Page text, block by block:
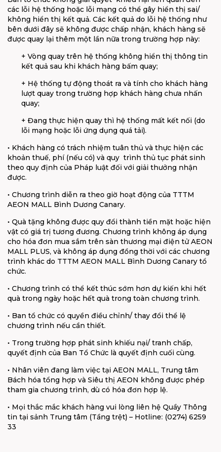
các lỗi hệ thống hoặc lỗi mạng có thể gây hiển thị sai/
không hiển thị kết quả. Các kết quả do lỗi hệ thống như
bên dưới đây sẽ không được chấp nhận, khách hàng sẽ
được quay lại thêm một lần nữa trong trường hợp này:
+ Vòng quay trên hệ thống không hiển thị thông tin
kết quả sau khi khách hàng bấmquay;
+ Hệ thống tự động thoát ra và tính cho khách hàng
lượt quay trong trường hợp khách hàng chưa nhấn
quay;
+ Đang thực hiện quay thì hệ thống mất kết nối (do
lỗi mạng hoặc lỗi ứng dụng quátải).
• Khách hàng có trách nhiệm tuân thủ và thực hiện các
khoản thuế, phí (nếu có) và quy trình thủ tục phát sinh
theo quy định của Pháp luật đối với giải thưởng nhận
được.
• Chương trình diễn ra theo giờ hoạt động của TTTM
AEON MALL Bình Dương Canary.
• Quà tặng không được quy đổi thành tiền mặt hoặc hiện
vật có giá trị tương đương. Chương trình không áp dụng
cho hóa đơn mua sắm trên sàn thương mại điện tử AEON
MALL PLUS, và không áp dụng đồng thời với các chương
trình khác do TTTM AEON MALL Bình Dương Canary tổ
chức.
• Chương trình có thể kết thúc sớm hơn dự kiến khi hết
quà trong ngày hoặc hết quà trong toàn chương trình.
• Ban tổ chức có quyền điều chỉnh/ thay đổi thể lệ
chương trình nếu cần thiết.
• Trong trường hợp phát sinh khiếu nại/ tranh chấp,
quyết định của Ban Tổ Chức là quyết định cuối cùng.
• Nhân viên đang làm việc tại AEON MALL, Trung tâm
Bách hóa tổng hợp và Siêu thị AEON không được phép
tham gia chương trình, dù có hóa đơn hợp lệ.
• Mọi thắc mắc khách hàng vui lòng liên hệ Quầy Thông
tin tại sảnh Trung tâm (Tầng trệt) – Hotline: (0274) 6259
33